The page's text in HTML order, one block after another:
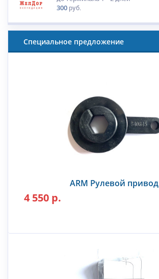
300 руб.
Специальное предложение
ARM Рулевой привод
4 550 р.